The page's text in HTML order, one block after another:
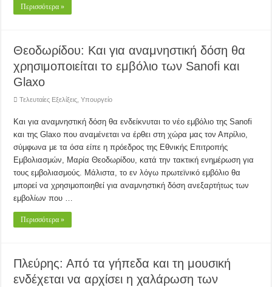
Περισσότερα »
Θεοδωρίδου: Και για αναμνηστική δόση θα
χρησιμοποιείται το εμβόλιο των Sanofi και
Glaxo
Τελευταίες Εξελίξεις ,Υπουργείο
Και για αναμνηστική δόση θα ενδείκνυται το νέο εμβόλιο της Sanofi
και της Glaxo που αναμένεται να έρθει στη χώρα μας τον Απρίλιο,
σύμφωνα με τα όσα είπε η πρόεδρος της Εθνικής Επιτροπής
Εμβολιασμών, Μαρία Θεοδωρίδου, κατά την τακτική ενημέρωση για
τους εμβολιασμούς. Μάλιστα, το εν λόγω πρωτεϊνικό εμβόλιο θα
μπορεί να χρησιμοποιηθεί για αναμνηστική δόση ανεξαρτήτως των
εμβολίων που …
Περισσότερα »
Πλεύρης: Από τα γήπεδα και τη μουσική
ενδέχεται να αρχίσει η χαλάρωση των